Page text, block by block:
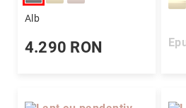
Alb
4.290 RON